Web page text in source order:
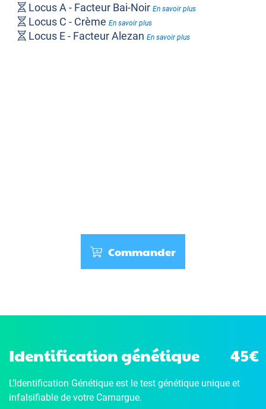
Locus A - Facteur Bai-Noir En savoir plus
Locus C - Crème En savoir plus
Locus E - Facteur Alezan En savoir plus
Commander
Identification génétique 45€
L’Identification Génétique est le test génétique unique et
infalsifiable de votre Camargue.